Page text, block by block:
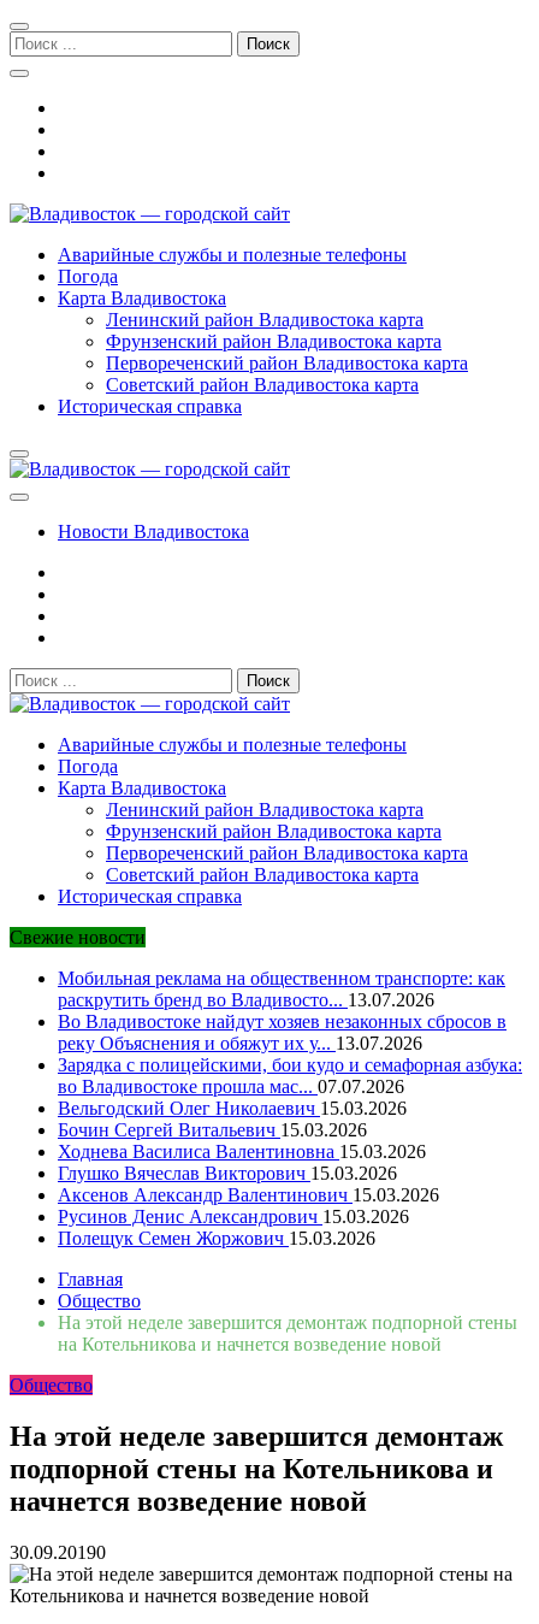
Перейти
к
навигации
Перейти
к
содержимому
Поиск:
Владивосток — городской сайт
Аварийные службы и полезные телефоны
Погода
Карта Владивостока
Ленинский район Владивостока карта
Фрунзенский район Владивостока карта
Первореченский район Владивостока карта
Советский район Владивостока карта
Историческая справка
Новости Владивостока
Поиск:
Владивосток — городской сайт
Аварийные службы и полезные телефоны
Погода
Карта Владивостока
Ленинский район Владивостока карта
Фрунзенский район Владивостока карта
Первореченский район Владивостока карта
Советский район Владивостока карта
Историческая справка
Свежие новости
Мобильная реклама на общественном транспорте: как
раскрутить бренд во Владивосто... 13.07.2026
Во Владивостоке найдут хозяев незаконных сбросов в
реку Объяснения и обяжут их у... 13.07.2026
Зарядка с полицейскими, бои кудо и семафорная азбука:
во Владивостоке прошла мас... 07.07.2026
Вельгодский Олег Николаевич 15.03.2026
Бочин Сергей Витальевич 15.03.2026
Ходнева Василиса Валентиновна 15.03.2026
Глушко Вячеслав Викторович 15.03.2026
Аксенов Александр Валентинович 15.03.2026
Русинов Денис Александрович 15.03.2026
Полещук Семен Жоржович 15.03.2026
Главная
Общество
На этой неделе завершится демонтаж подпорной стены
на Котельникова и начнется возведение новой
Общество
На этой неделе завершится демонтаж
подпорной стены на Котельникова и
начнется возведение новой
30.09.20190